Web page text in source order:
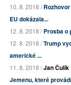
10. 8. 2018 /
EU dokázala...
12. 8. 2018 /Prosba o
12. 8. 2018 /Trump
americké ...
11. 8. 2018 /Jan Čulík
Jemenu, které